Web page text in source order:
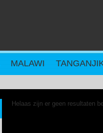
MALAWI
Helaas zijn er geen resultaten